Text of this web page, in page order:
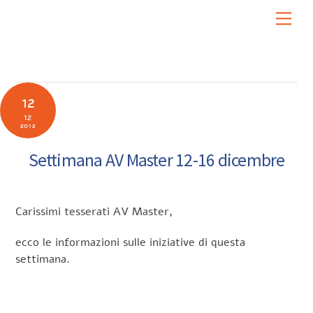
12
12
2012
Settimana AV Master 12-16 dicembre
Carissimi tesserati AV Master,
ecco le informazioni sulle iniziative di questa
settimana.